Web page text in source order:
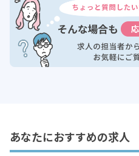
あなたにおすすめの求人